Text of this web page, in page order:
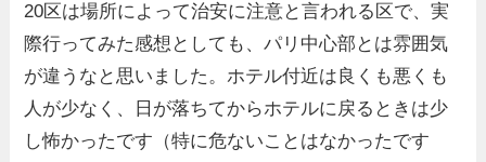
20区は場所によって治安に注意と言われる区で、実
際行ってみた感想としても、パリ中心部とは雰囲気
が違うなと思いました。ホテル付近は良くも悪くも
人が少なく、日が落ちてからホテルに戻るときは少
し怖かったです（特に危ないことはなかったです